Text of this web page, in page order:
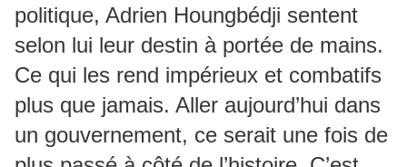
politique, Adrien Houngbédji sentent
selon lui leur destin à portée de mains.
Ce qui les rend impérieux et combatifs
plus que jamais. Aller aujourd’hui dans
un gouvernement, ce serait une fois de